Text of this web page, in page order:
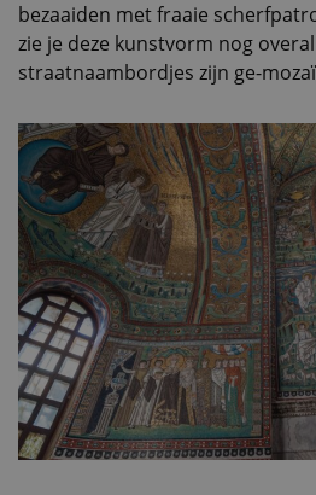
bezaaiden met fraaie
zie je deze kunstvorm nog
straatnaambordjes zijn ge-